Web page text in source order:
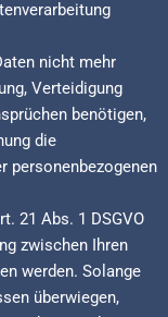
nicht mehr
Verteidigung
benötigen,
die
personenbezogenen
21 Abs. 1 DSGVO
zwischen Ihren
werden. Solange
überwiegen,